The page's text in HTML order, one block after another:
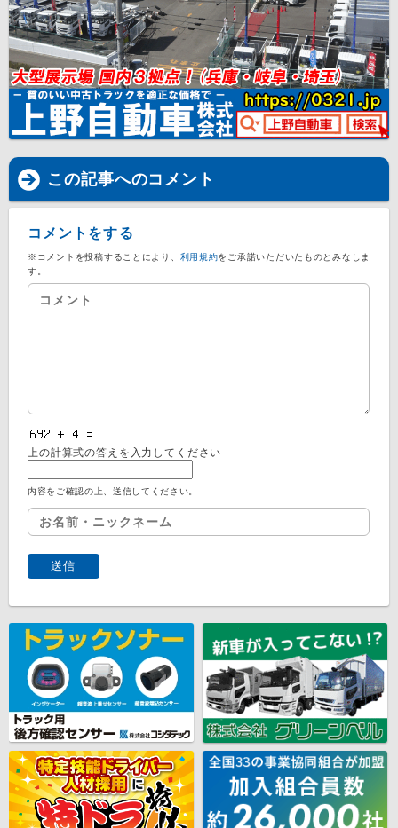
この記事へのコメント
コメントをする
※コメントを投稿することにより、 利用規約をご承諾いただいたものとみなしま
す。
上の計算式の答えを入力してください
内容をご確認の上、送信してください。